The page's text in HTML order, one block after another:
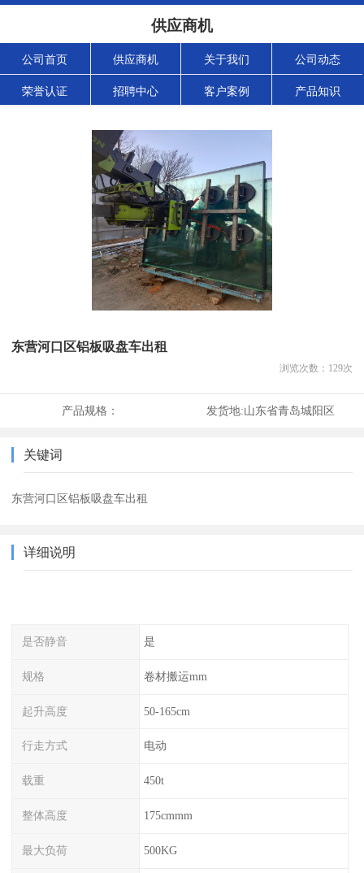
供应商机
公司首页 供应商机 关于我们 公司动态
荣誉认证 招聘中心 客户案例 产品知识
东营河口区铝板吸盘车出租
浏览次数： 129次
产品规格： 发货地:山东省青岛城阳区
关键词
东营河口区铝板吸盘车出租
详细说明
是否静音 是
规格 卷材搬运mm
起升高度 50-165cm
行走方式 电动
载重 450t
整体高度 175cmmm
最大负荷 500KG